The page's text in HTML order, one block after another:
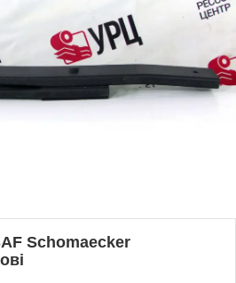
Schomaecker